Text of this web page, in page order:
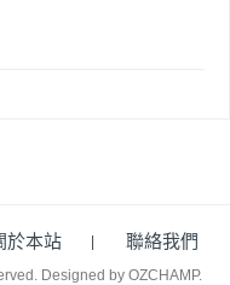
於本站 聯絡我們
Designed by OZCHAMP.